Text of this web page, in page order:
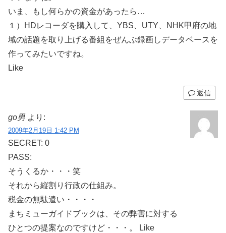
いま、もし何らかの資金があったら…
１）HDレコーダを購入して、YBS、UTY、NHK甲府の地
域の話題を取り上げる番組をぜんぶ録画しデータベースを
作ってみたいですね。
Like
返信
go男 より:
2009年2月19日 1:42 PM
SECRET: 0
PASS:
そうくるか・・・笑
それから縦割り行政の仕組み。
税金の無駄遣い・・・・
まちミューガイドブックは、その弊害に対する
ひとつの提案なのですけど・・・。 Like